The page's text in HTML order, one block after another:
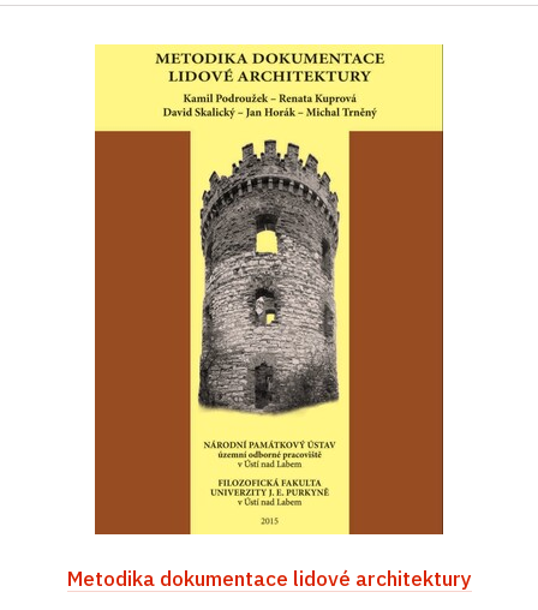
Metodika dokumentace lidové architektury